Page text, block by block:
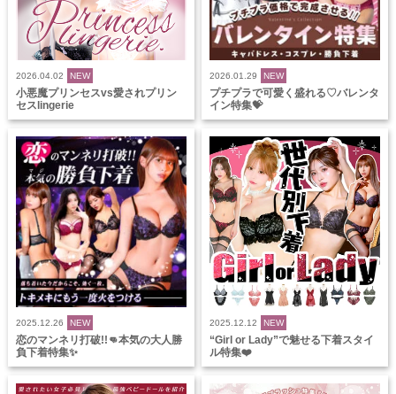
2026.04.02 NEW
小悪魔プリンセスvs愛されプリン
セスlingerie
2026.01.29 NEW
プチプラで可愛く盛れる♡バレンタ
イン特集💝
2025.12.26 NEW
恋のマンネリ打破!!👊本気の大人勝
負下着特集✨
2025.12.12 NEW
“Girl or Lady”で魅せる下着スタイ
ル特集❤️